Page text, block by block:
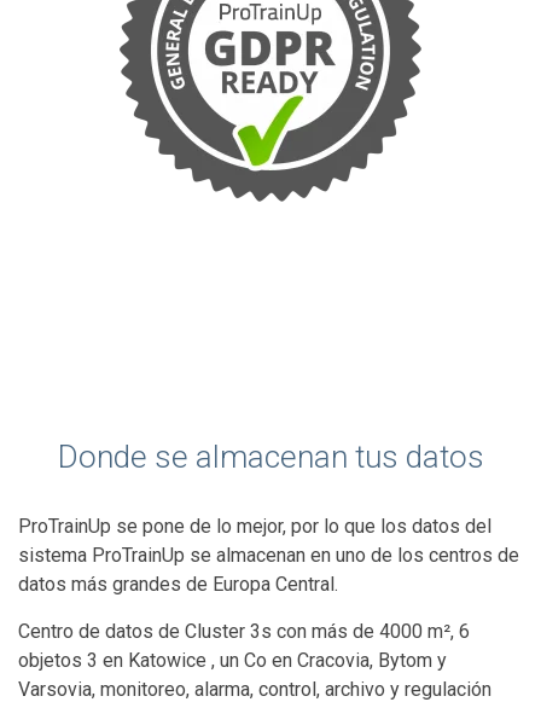
Donde se almacenan tus datos
ProTrainUp se pone de lo mejor, por lo que los datos del
sistema ProTrainUp se almacenan en uno de los centros de
datos más grandes de Europa Central.
Centro de datos de Cluster 3s con más de 4000 m², 6
objetos 3 en Katowice , un Co en Cracovia, Bytom y
Varsovia, monitoreo, alarma, control, archivo y regulación